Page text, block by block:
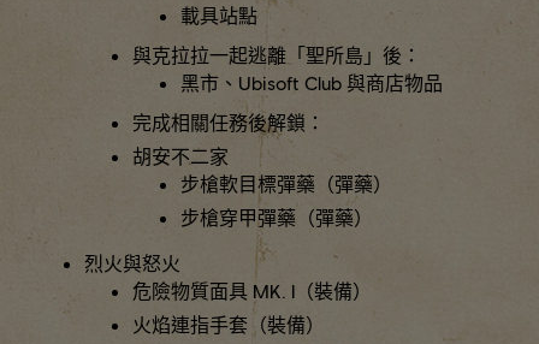
載具站點
與克拉拉一起逃離「聖所島」後：
黑市、Ubisoft Club 與商店物品
完成相關任務後解鎖：
胡安不二家
步槍軟目標彈藥（彈藥）
步槍穿甲彈藥（彈藥）
烈火與怒火
危險物質面具 MK. I（裝備）
火焰連指手套（裝備）